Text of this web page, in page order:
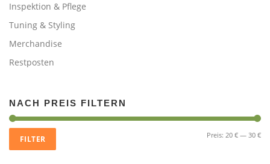
Inspektion & Pflege
Tuning & Styling
Merchandise
Restposten
NACH PREIS FILTERN
FILTER Preis: 20 € — 30 €